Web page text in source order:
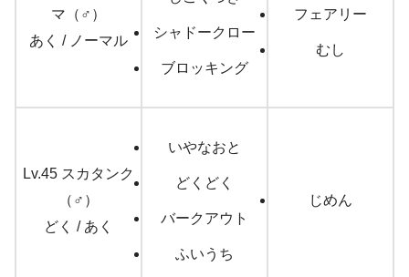
マ（♂）
あく / ノーマル
シャドークロー
ブロッキング
フェアリー
むし
Lv.45 スカタンク
（♂）
どく / あく
いやなおと
どくどく
バークアウト
ふいうち
じめん